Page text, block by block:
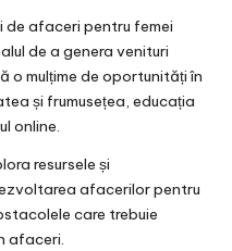
afaceri pentru femei
de a genera venituri
o mulțime de oportunități în
și frumusețea, educația
online.
resursele și
afacerilor pentru
care trebuie
afaceri.